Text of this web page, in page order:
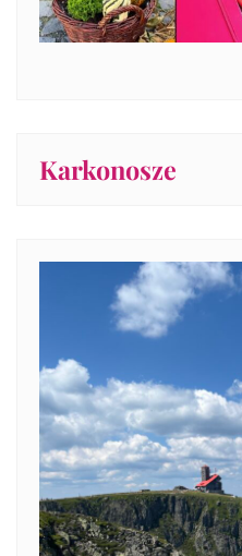
Karkonosze